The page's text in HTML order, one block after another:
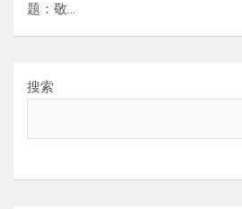
题：敬…
搜索